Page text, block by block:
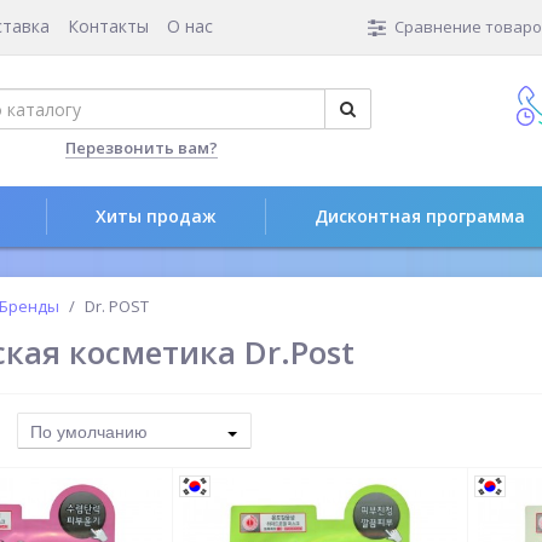
Контакты О нас Сравнение
Перезвонить вам?
Хиты продаж Дисконтная программа
Бренды Dr. POST
косметика Dr.Post
По умолчанию